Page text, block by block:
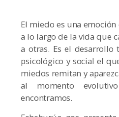
El miedo es una
a lo largo de la vida que
a otras. Es el desarrollo
psicológico y social el
miedos remitan y
al momento
encontramos.